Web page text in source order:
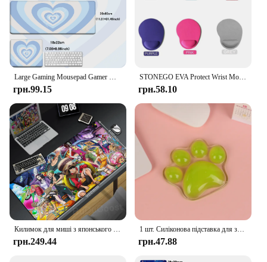
грн.99.15
STONEGO EVA Protect Wrist Mouse Pad Soft Sponge Mouse Pad Computer Game Convenient Stonego Mouse Pad
грн.58.10
грн.249.44
1 шт. Силіконова підставка для зап’ястя для миші Ергономічна подушка для рук із котячою лапою Зручна м’яка подушка для ігор Офіс Комп’ютер Ноутбук
грн.47.88